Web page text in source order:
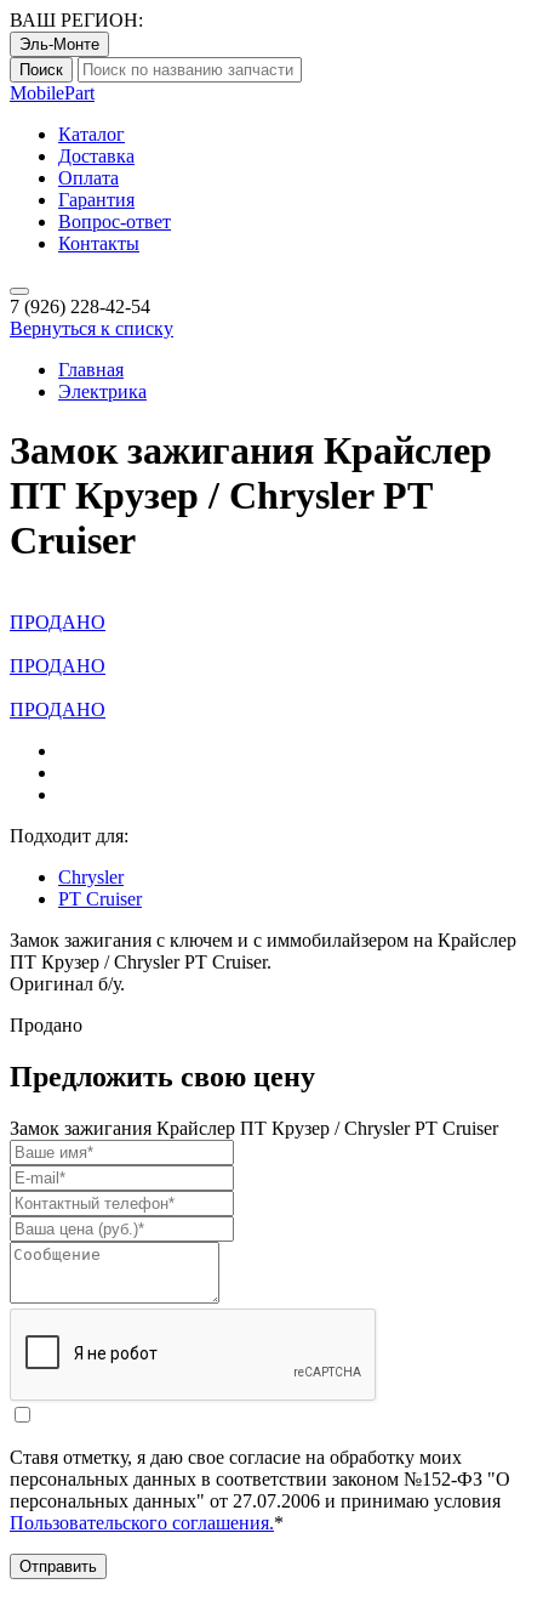
ВАШ РЕГИОН:
Эль-Монте
Поиск
MobilePart
Каталог
Доставка
Оплата
Гарантия
Вопрос-ответ
Контакты
7 (926) 228-42-54
Вернуться к списку
Главная
Электрика
Замок зажигания Крайслер
ПТ Крузер / Chrysler PT
Cruiser
ПРОДАНО
ПРОДАНО
ПРОДАНО
Подходит для:
Chrysler
PT Cruiser
Замок зажигания с ключем и с иммобилайзером на Крайслер
ПТ Крузер / Chrysler PT Cruiser.
Оригинал б/у.
Продано
Предложить свою цену
Замок зажигания Крайслер ПТ Крузер / Chrysler PT Cruiser
Ставя отметку, я даю свое согласие на обработку моих
персональных данных в соответствии законом №152-ФЗ "О
персональных данных" от 27.07.2006 и принимаю условия
Пользовательского соглашения.*
Отправить